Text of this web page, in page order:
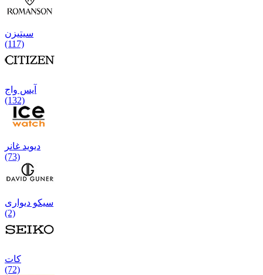
سیتیزن
(117)
آیس واج
(132)
دیوید غانر
(73)
سیکو دیواری
(2)
كات
(72)